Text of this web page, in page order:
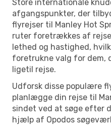
Store internationale
afgangspunkter, der
flyrejser til Manley Hot
ruter foretrækkes af
lethed og hastighed,
foretrukne valg for dem,
ligetil rejse.
Udforsk disse populære
planlægge din rejse til
sindet ved at søge efter
hjælp af Opodos